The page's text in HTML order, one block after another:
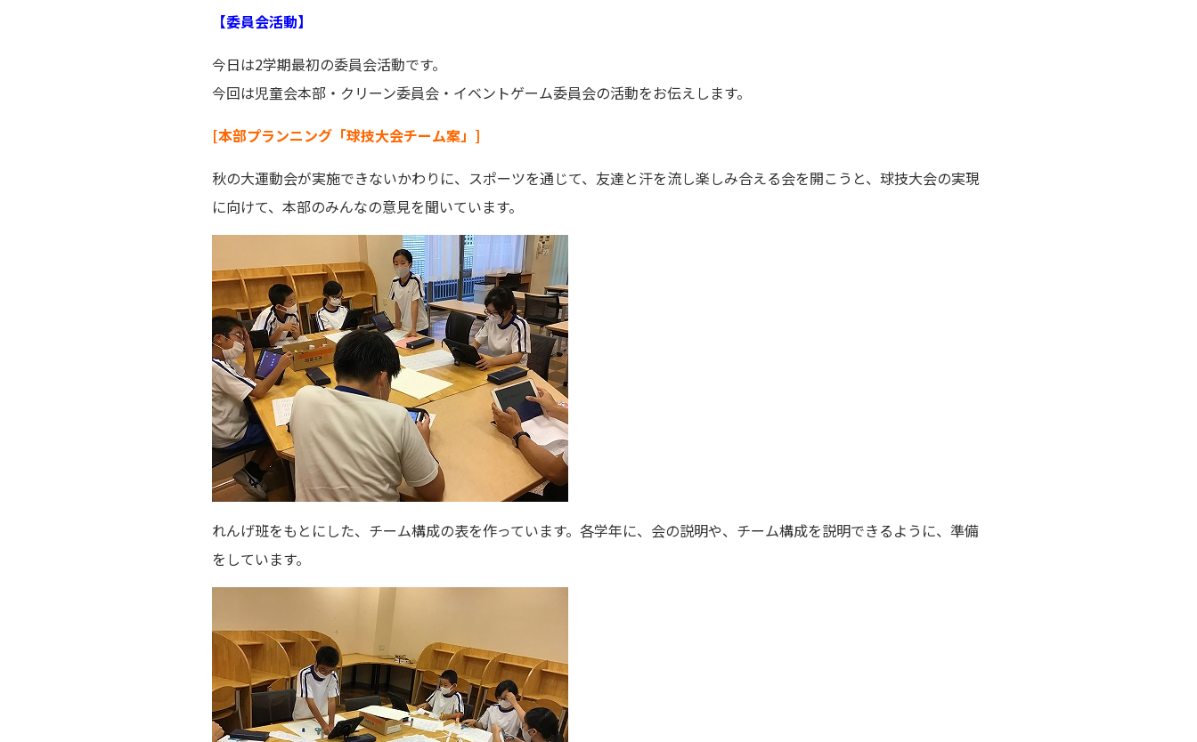
【委員会活動】
今日は2学期最初の委員会活動です。
今回は児童会本部・クリーン委員会・イベントゲーム委員会の活動をお伝えします。
[本部プランニング「球技大会チーム案」]
秋の大運動会が実施できないかわりに、スポーツを通じて、友達と汗を流し楽しみ合える会を開こうと、球技大会の実現
に向けて、本部のみんなの意見を聞いています。
れんげ班をもとにした、チーム構成の表を作っています。各学年に、会の説明や、チーム構成を説明できるように、準備
をしています。